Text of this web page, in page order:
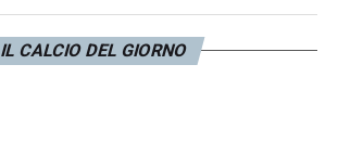
IL CALCIO DEL GIORNO